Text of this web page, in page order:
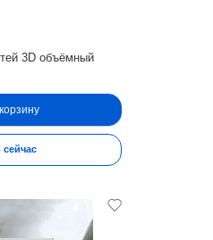
3D объёмный
сейчас